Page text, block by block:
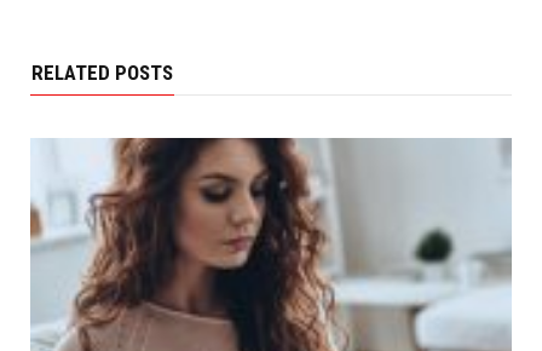
RELATED POSTS